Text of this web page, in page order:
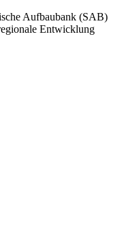
Aufbaubank (SAB)
Entwicklung